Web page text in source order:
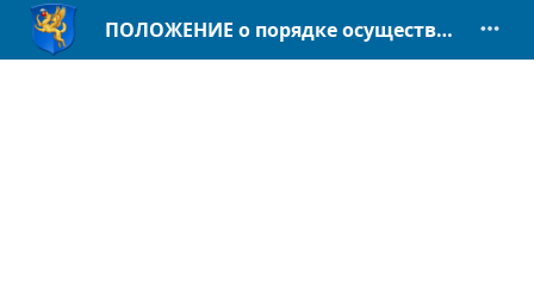
ПОЛОЖЕНИЕ о порядке осуществления функций и полномочий учредителя автономных некоммерческих организаций.pdf